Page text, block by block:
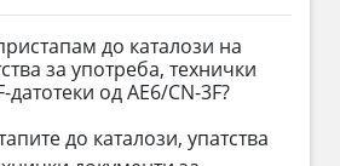
до каталози на
за употреба, технички
од AE6/CN-3F?
до каталози, упатства